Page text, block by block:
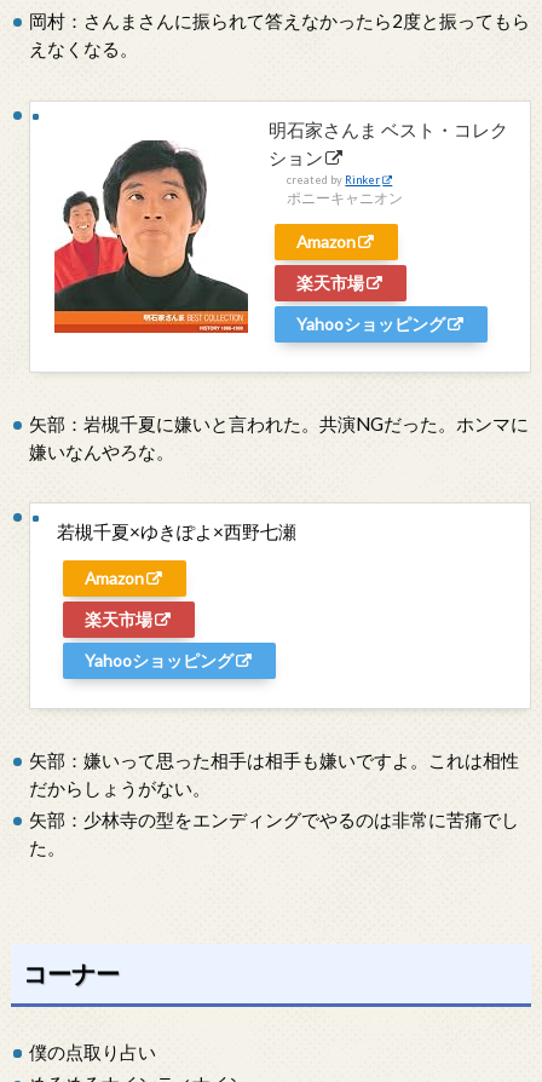
岡村：さんまさんに振られて答えなかったら2度と振ってもら
えなくなる。
明石家さんま ベスト・コレク
ション
created by Rinker
ポニーキャニオン
Amazon
楽天市場
Yahooショッピング
矢部：岩槻千夏に嫌いと言われた。共演NGだった。ホンマに
嫌いなんやろな。
若槻千夏×ゆきぽよ×西野七瀬
Amazon
楽天市場
Yahooショッピング
矢部：嫌いって思った相手は相手も嫌いですよ。これは相性
だからしょうがない。
矢部：少林寺の型をエンディングでやるのは非常に苦痛でし
た。
コーナー
僕の点取り占い